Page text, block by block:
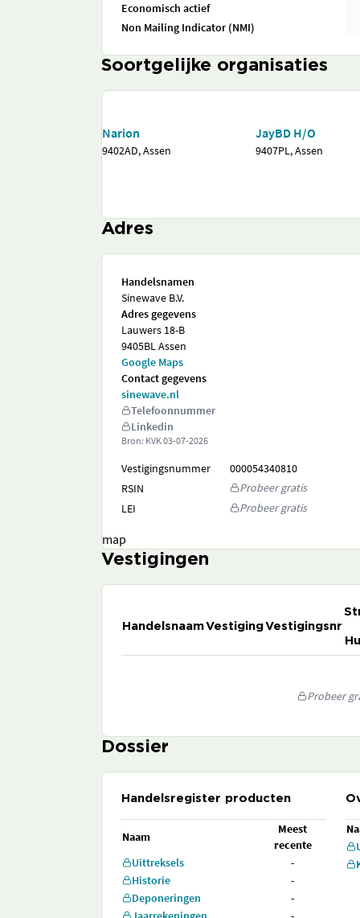
Economisch actief
Non Mailing Indicator (NMI)
Soortgelijke organisaties
Narion
9402AD, Assen
JayBD H/O
9407PL, Assen
Adres
Handelsnamen
Sinewave B.V.
Adres gegevens
Lauwers 18-B
9405BL Assen
Google Maps
Contact gegevens
sinewave.nl
Telefoonnummer
Linkedin
Bron: KVK03-07-2026
Vestigingsnummer
000054340810
RSIN
Probeer gratis
LEI
Probeer gratis
map
Vestigingen
HandelsnaamVestigingVestigingsnr
Probeer
Dossier
Handelsregister producten
Naam
Meest
recente
Uittreksels
-
Historie
-
Deponeringen
-